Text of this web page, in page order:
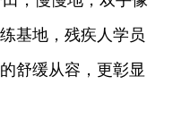
基地，残疾人学员
舒缓从容，更彰显